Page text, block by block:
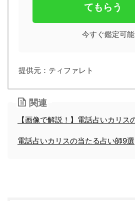
てもらう
今すぐ鑑定可能
提供元：ティファレト
関連
【画像で解説！】電話占いカリス
電話占いカリスの当たる占い師9選